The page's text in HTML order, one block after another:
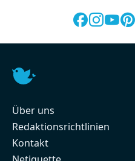
Über uns
Redaktionsrichtlinien
Kontakt